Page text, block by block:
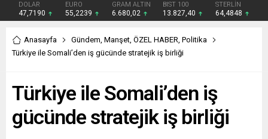
DOLAR
47,7190
EURO
55,2239
GRAM ALTIN
6.680,02
BIST 100
13.827,40
STERLİN
64,4848
Anasayfa Gündem, Manşet, ÖZEL HABER, Politika
Türkiye ile Somali’den iş gücünde stratejik iş birliği
Türkiye ile Somali’den iş
gücünde stratejik iş birliği